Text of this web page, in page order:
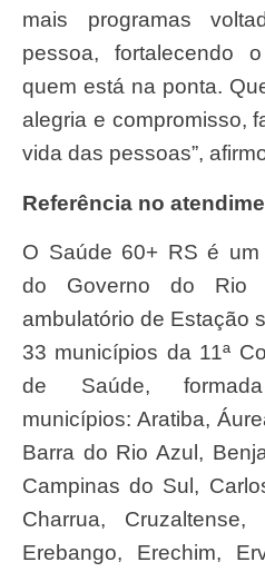
mais programas
pessoa, fortalecendo
quem está na ponta.
alegria e compromisso,
vida das pessoas”,
Referência no
O Saúde 60+ RS é um programa estratégico
do Governo do Rio
ambulatório de Estação
33 municípios da 11ª
de Saúde,
municípios: Aratiba,
Barra do Rio Azul,
Campinas do Sul,
Charrua,
Erebango, Erechim,